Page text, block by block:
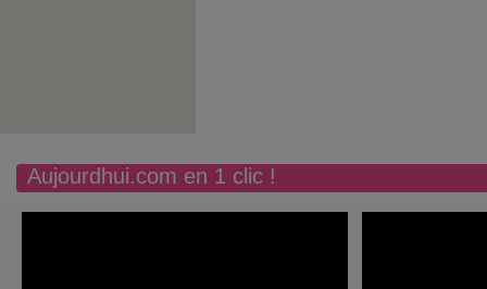
Aujourdhui.com en 1 clic !